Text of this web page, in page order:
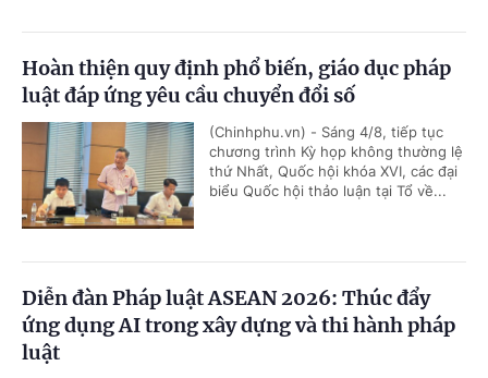
Hoàn thiện quy định phổ biến, giáo dục pháp
luật đáp ứng yêu cầu chuyển đổi số
(Chinhphu.vn) - Sáng 4/8, tiếp tục
chương trình Kỳ họp không thường lệ
thứ Nhất, Quốc hội khóa XVI, các đại
biểu Quốc hội thảo luận tại Tổ về...
Diễn đàn Pháp luật ASEAN 2026: Thúc đẩy
ứng dụng AI trong xây dựng và thi hành pháp
luật